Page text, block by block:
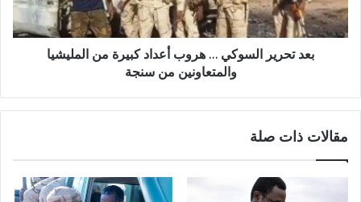
من
المليشيا
والمتعاونينبعد تحرير السوكي … هروب أعداد كبيرة من المليشيا
والمتعاونين من سنجة
مقالات ذات صلة